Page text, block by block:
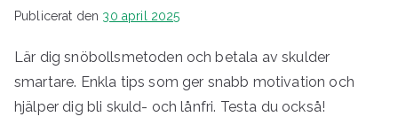
Publicerat den 30 april 2025
Lär dig snöbollsmetoden och betala av skulder
smartare. Enkla tips som ger snabb motivation och
hjälper dig bli skuld- och lånfri. Testa du också!